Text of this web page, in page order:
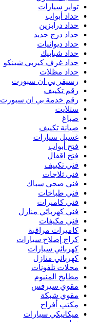
تواير سيارات
حداد أبواب
حداد درابزين
حداد درج حديد
حداد ديوانيات
حداد شبابيك
حداد غرف كيربي شينكو
حداد مظلات
رسيفر بي ان سبورت
رقم تكييف
رقم خدمة بي ان سبورت
ستلايت
صباغ
صيانة تكييف
غسيل سيارات
فتح أبواب
فتخ اقفال
فني تكييف
فني ثلاجات
فني صحي سباك
فني طباخات
فني كاميرات
فني كهربائي منازل
فني مكيفات
كاميرات مراقبة
كراج إصلاح سيارات
كهربائي سيارات
كهربائي منازل
محلات تلفونات
مطابخ المنيوم
مقوي سيرفس
مقوي شبكة
مكتب أفراح
ميكانيكي سيارات